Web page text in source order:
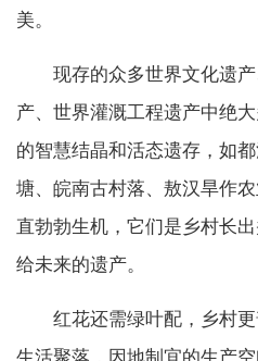
美。
现存的众多世界文化遗
产、世界灌溉工程遗产中绝
的智慧结晶和活态遗存，如
塘、皖南古村落、敖汉旱作
直勃勃生机，它们是乡村长
给未来的遗产。
红花还需绿叶配，乡村